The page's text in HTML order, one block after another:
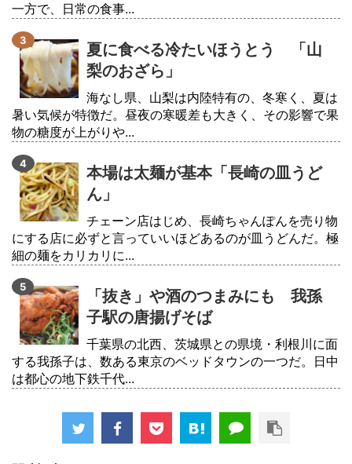
一方で、日常の食事...
夏に食べる冷たいほうとう 「山
梨のおざら」
海なし県、山梨は内陸特有の、冬寒く、夏は
暑い気候が特徴だ。昼夜の寒暖差も大きく、その影響で果
物の糖度が上がりや...
本場は太麺が基本「長崎の皿うど
ん」
チェーン店はじめ、長崎ちゃんぽんを売り物
にする店に必ずと言っていいほどあるのが皿うどんだ。極
細の麺をカリカリに...
「抜き」や酒のつまみにも 我孫
子駅の唐揚げそば
千葉県の北西、茨城県との県境・利根川に面
する我孫子は、数ある東京のベッドタウンの一つだ。日中
は都心の地下鉄千代...